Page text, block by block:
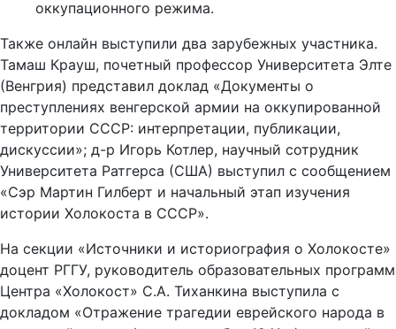
оккупационного режима.
Также онлайн выступили два зарубежных участника.
Тамаш Крауш, почетный профессор Университета Элте
(Венгрия) представил доклад «Документы о
преступлениях венгерской армии на оккупированной
территории СССР: интерпретации, публикации,
дискуссии»; д-р Игорь Котлер, научный сотрудник
Университета Ратгерса (США) выступил с сообщением
«Сэр Мартин Гилберт и начальный этап изучения
истории Холокоста в СССР».
На секции «Источники и историография о Холокосте»
доцент РГГУ, руководитель образовательных программ
Центра «Холокост» С.А. Тиханкина выступила с
докладом «Отражение трагедии еврейского народа в